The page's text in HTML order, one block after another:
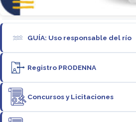
GUÍA: Uso responsable del río
Registro PRODENNA
Concursos y Licitaciones